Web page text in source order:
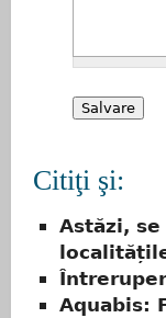
Citiţi şi:
Astăzi,
Aquabis: